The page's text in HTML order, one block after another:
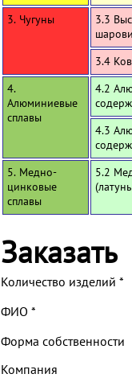
3. Чугуны
3.3
3.4
4.
Алюминиевые
сплавы
4.2
4.3
5. Медно-
цинковые
сплавы
5.2
Заказать
Количество изделий *
ФИО *
Форма собственности
Компания